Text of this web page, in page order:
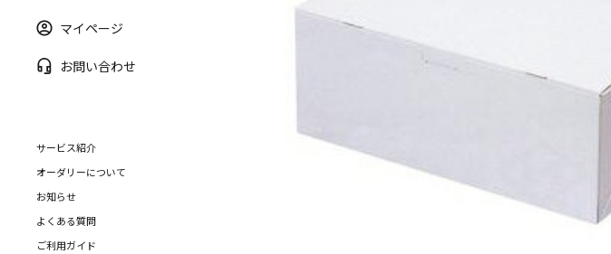
マイページ
お問い合わせ
サービス紹介
オーダリーについて
お知らせ
よくある質問
ご利用ガイド